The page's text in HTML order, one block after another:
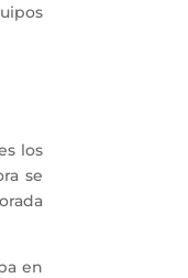
los
se
en